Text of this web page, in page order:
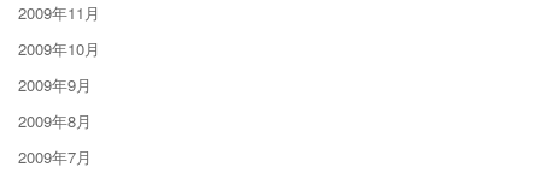
2009年11月
2009年10月
2009年9月
2009年8月
2009年7月